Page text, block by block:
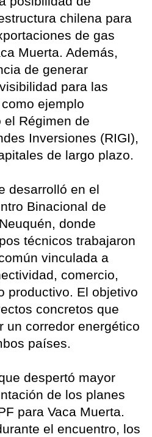
chilena para
de gas
Muerta. Además,
de generar
para las
ejemplo
el Régimen de
Inversiones (RIGI),
de largo plazo.
desarrolló en el
Binacional de
donde
técnicos trabajaron
vinculada a
comercio,
productivo. El objetivo
concretos que
un corredor energético
países.
despertó mayor
de los planes
para Vaca Muerta.
el encuentro, los